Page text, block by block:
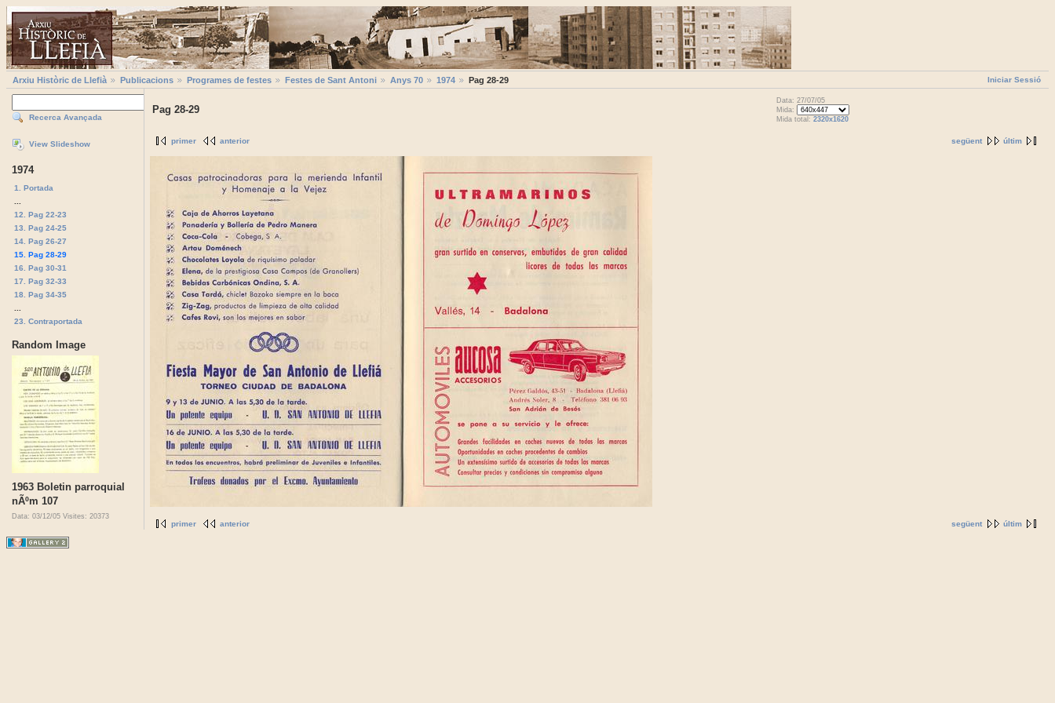
Iniciar Sessió
Arxiu Històric de Llefià Publicacions Programes de festes Festes de Sant Antoni Anys 70 1974 Pag 28-29
Recerca Avançada
View Slideshow
1974
1. Portada
12. Pag 22-23
13. Pag 24-25
14. Pag 26-27
15. Pag 28-29
16. Pag 30-31
17. Pag 32-33
18. Pag 34-35
23. Contraportada
Random Image
1963 Boletin parroquial
nÃºm 107
Data: 03/12/05 Visites: 20373
Pag 28-29
Data: 27/07/05
Mida:
Mida total: 2320x1620
següent últim
primer anterior
següent últim
primer anterior